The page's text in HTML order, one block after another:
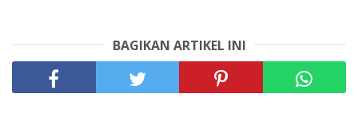
BAGIKAN ARTIKEL INI